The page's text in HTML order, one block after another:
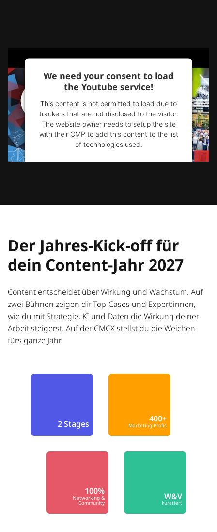
We need your consent to load
the Youtube service!
This content is not permitted to load due to
trackers that are not disclosed to the visitor.
The website owner needs to setup the site
with their CMP to add this content to the list
of technologies used.
Powered byUsercentrics Consent
Der Jahres-Kick-off für
dein Content-Jahr 2027
Content entscheidet über Wirkung und Wachstum. Auf
zwei Bühnen zeigen dir Top-Cases und Expert:innen,
wie du mit Strategie, KI und Daten die Wirkung deiner
Arbeit steigerst. Auf der CMCX stellst du die Weichen
fürs ganze Jahr.
2 Stages 400+
Marketing-Profis
100%
Networking &
Community
W&V
kuratiert